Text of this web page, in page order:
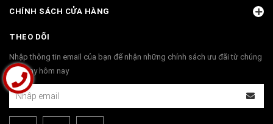
CHÍNH SÁCH CỬA HÀNG
THEO DÕI
Nhập thông tin email của bạn để nhận những chính sách ưu đãi từ chúng
tôi ngay hôm nay